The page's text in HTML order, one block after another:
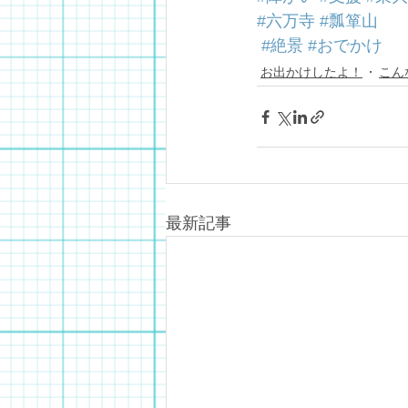
#六万寺 #瓢箪山
#絶景 #おでかけ
お出かけしたよ！ こん
最新記事